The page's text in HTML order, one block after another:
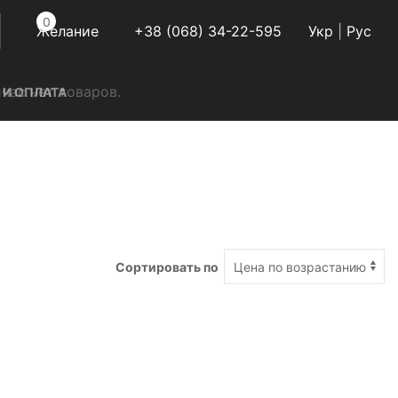
0
Желание +38 (068) 34-22-595 Укр Руc
ОПЛАТА
нет товаров.
Сортировать по